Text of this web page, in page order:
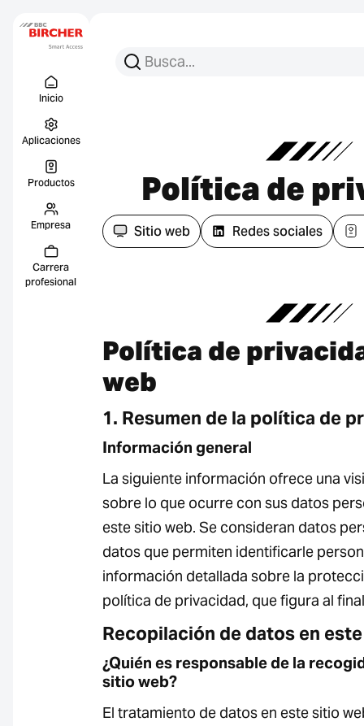
Inicio
Aplicaciones
Productos
Empresa
Carrera
profesional
Busca:
Busca en
Política de
Sitio web Redes sociales
Política de
web
1. Resumen de la política de
Información general
La siguiente información ofrece una
sobre lo que ocurre con sus datos
este sitio web. Se consideran datos
datos que permiten identificarle
información detallada sobre la
política de privacidad, que figura al
Recopilación de datos en
¿Quién es responsable de la
sitio web?
El tratamiento de datos en este sitio